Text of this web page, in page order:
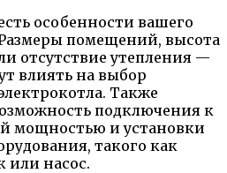
особенности вашего
помещений, высота
отсутствие утепления —
влиять на выбор
Также
подключения к
мощностью и установки
такого как
или насос.